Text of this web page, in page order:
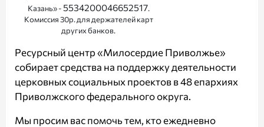
Казань» -5534200046652517.
Комиссия 30р. для держателей карт
других банков.
Ресурсный центр «Милосердие Приволжье»
собирает средства на поддержку деятельности
церковных социальных проектов в 48 епархиях
Приволжского федерального округа.
Мы просим вас помочь тем, кто ежедневно